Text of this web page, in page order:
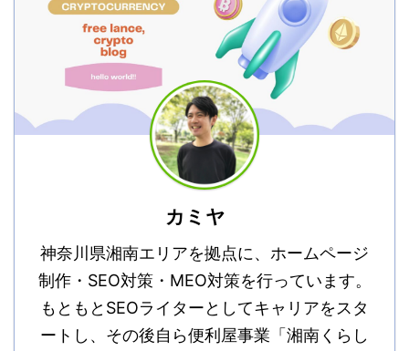
カミヤ
神奈川県湘南エリアを拠点に、ホームページ
制作・SEO対策・MEO対策を行っています。
もともとSEOライターとしてキャリアをスタ
ートし、その後自ら便利屋事業「湘南くらし